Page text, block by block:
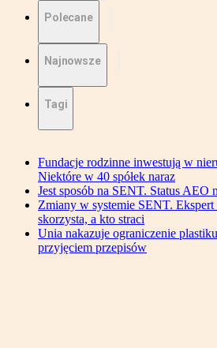
Polecane
Najnowsze
Tagi
Fundacje rodzinne inwestują w
Niektóre w 40 spółek naraz
Jest sposób na SENT. Status AEO
Zmiany w systemie SENT.
skorzysta, a kto straci
Unia nakazuje ograniczenie
przyjęciem przepisów